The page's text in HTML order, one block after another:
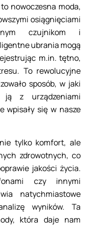
nowoczesna moda,
osiągnięciami
czujnikom i
ubrania mogą
m.in. tętno,
To rewolucyjne
sposób, w jaki
ją z urządzeniami
wpisały się w nasze
tylko komfort, ale
zdrowotnych, co
jakości życia.
czy innymi
natychmiastowe
wyników. Ta
która daje nam